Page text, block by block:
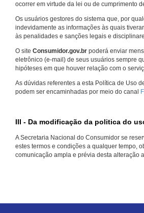
ocorrer em virtude da lei ou de cumprimento
Os usuários gestores do sistema que, por
indevidamente as informações às quais
às penalidades e sanções legais e
O site Consumidor.gov.br poderá enviar
eletrônico (e-mail) de seus usuários sempre
hipóteses em que houver relação com o
As dúvidas referentes a esta Política de Uso
podem ser encaminhadas por meio do canal
III - Da modificação da politica do
A Secretaria Nacional do Consumidor se
estes termos e condições a qualquer tempo,
comunicação ampla e prévia desta alteração